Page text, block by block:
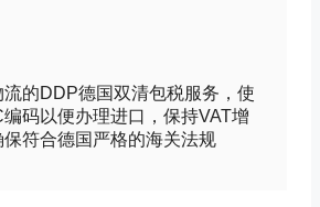
的DDP德国双清包税服务，使
码以便办理进口，保持VAT增
符合德国严格的海关法规